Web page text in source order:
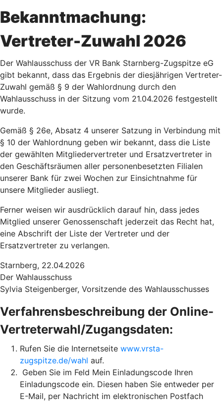
Bekanntmachung:
Vertreter-Zuwahl 2026
Der Wahlausschuss der VR Bank Starnberg-Zugspitze eG
gibt bekannt, dass das Ergebnis der diesjährigen Vertreter-
Zuwahl gemäß § 9 der Wahlordnung durch den
Wahlausschuss in der Sitzung vom 21.04.2026 festgestellt
wurde.
Gemäß § 26e, Absatz 4 unserer Satzung in Verbindung mit
§ 10 der Wahlordnung geben wir bekannt, dass die Liste
der gewählten Mitgliedervertreter und Ersatzvertreter in
den Geschäftsräumen aller personenbesetzten Filialen
unserer Bank für zwei Wochen zur Einsichtnahme für
unsere Mitglieder ausliegt.
Ferner weisen wir ausdrücklich darauf hin, dass jedes
Mitglied unserer Genossenschaft jederzeit das Recht hat,
eine Abschrift der Liste der Vertreter und der
Ersatzvertreter zu verlangen.
Starnberg, 22.04.2026
Der Wahlausschuss
Sylvia Steigenberger, Vorsitzende des Wahlausschusses
Verfahrensbeschreibung der Online-
Vertreterwahl/Zugangsdaten:
Rufen Sie die Internetseite www.vrsta-
zugspitze.de/wahl auf.
Geben Sie im Feld Mein Einladungscode Ihren
Einladungscode ein. Diesen haben Sie entweder per
E-Mail, per Nachricht im elektronischen Postfach